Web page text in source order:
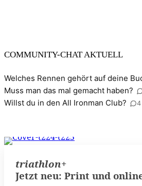
COMMUNITY-CHAT AKTUELL
Welches Rennen gehört auf deine
Muss man das mal gemacht haben?
Willst du in den All Ironman Club? 4
triathlon+
Jetzt neu: Print und